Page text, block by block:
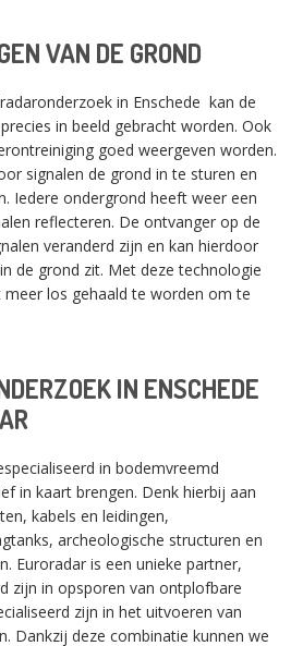
VAN DE GROND
in Enschede kan de
in beeld gebracht worden. Ook
goed weergeven worden.
signalen de grond in te sturen en
Iedere ondergrond heeft weer een
reflecteren. De ontvanger op de
veranderd zijn en kan hierdoor
de grond zit. Met deze technologie
los gehaald te worden om te
IN ENSCHEDE
in bodemvreemd
in kaart brengen. Denk hierbij aan
kabels en leidingen,
archeologische structuren en
Euroradar is een unieke partner,
zijn in opsporen van ontplofbare
zijn in het uitvoeren van
Dankzij deze combinatie kunnen we